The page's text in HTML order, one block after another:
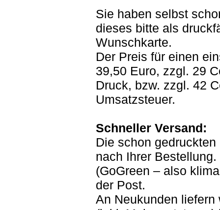
Sie haben selbst
dieses bitte als
Wunschkarte.
Der Preis für einen
39,50 Euro, zzgl. 29
Druck, bzw. zzgl. 42
Umsatzsteuer.
Schneller Versand:
Die schon
nach Ihrer
(GoGreen – also
der Post.
An Neukunden